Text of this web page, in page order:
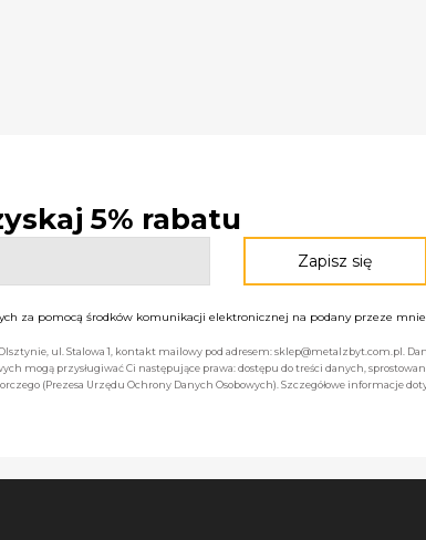
5% rabatu
za pomocą środków komunikacji elektronicznej na podany przeze
ul. Stalowa 1, kontakt mailowy pod adresem: sklep@metalzbyt.com.pl.
mogą przysługiwać Ci następujące prawa: dostępu do treści danych,
(Prezesa Urzędu Ochrony Danych Osobowych). Szczegółowe informacje